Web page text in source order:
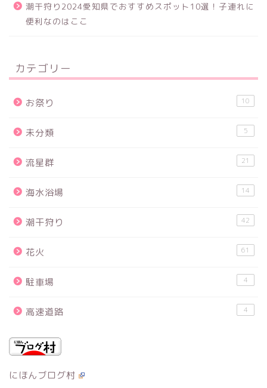
潮干狩り2024愛知県でおすすめスポット10選！子連れに
便利なのはここ
カテゴリー
お祭り 10
未分類 5
流星群 21
海水浴場 14
潮干狩り 42
花火 61
駐車場 4
高速道路 4
にほんブログ村